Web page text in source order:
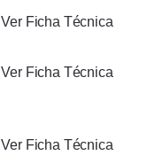
Ver Ficha Técnica
Ver Ficha Técnica
Ver Ficha Técnica